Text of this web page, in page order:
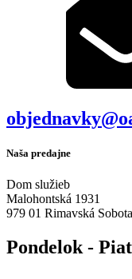
Naša predajne
Dom služieb
Malohontská 1931
979 01 Rimavská Sobota
Pondelok -